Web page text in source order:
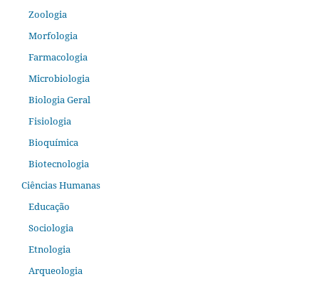
Zoologia
Morfologia
Farmacologia
Microbiologia
Biologia Geral
Fisiologia
Bioquímica
Biotecnologia
Ciências Humanas
Educação
Sociologia
Etnologia
Arqueologia